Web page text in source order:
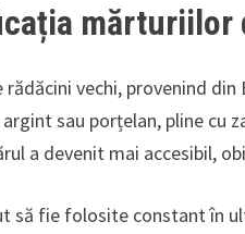
mărturiilor
vechi, provenind
sau porțelan, pline cu
a devenit mai accesibil,
să fie folosite constant în